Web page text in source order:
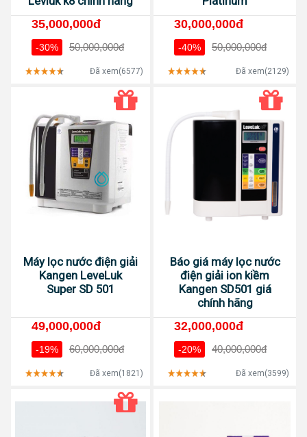
35,000,000đ
-30% 50,000,000đ
Đã xem(6577)
30,000,000đ
-40% 50,000,000đ
Đã xem(2129)
Máy lọc nước điện giải
Kangen LeveLuk
Super SD 501
49,000,000đ
-19% 60,000,000đ
Đã xem(1821)
Báo giá máy lọc nước
điện giải ion kiềm
Kangen SD501 giá
chính hãng
32,000,000đ
-20% 40,000,000đ
Đã xem(3599)